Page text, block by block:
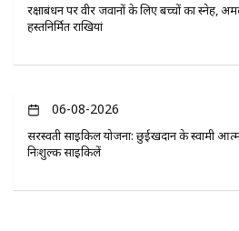
रक्षाबंधन पर वीर जवानों के लिए बच्चों का स्नेह,
हस्तनिर्मित राखियां
06-08-2026
सरस्वती साइकिल योजना: छुईखदान के स्वामी
निःशुल्क साइकिलें